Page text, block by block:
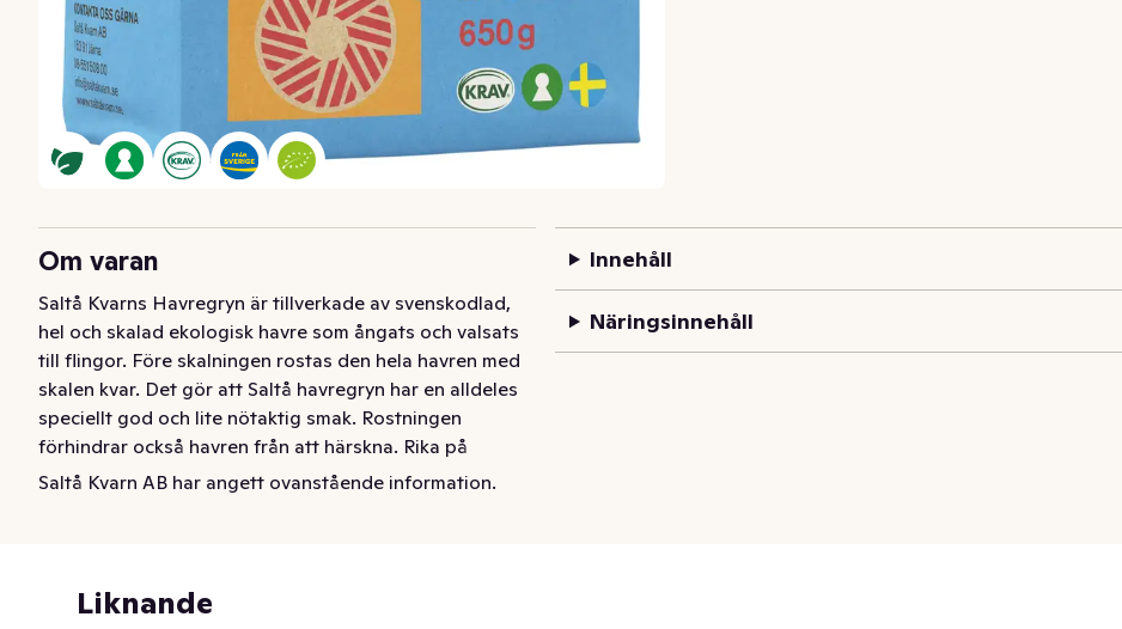
Om varan
Saltå Kvarns Havregryn är tillverkade av svenskodlad,
hel och skalad ekologisk havre som ångats och valsats
till flingor. Före skalningen rostas den hela havren med
skalen kvar. Det gör att Saltå havregryn har en alldeles
speciellt god och lite nötaktig smak. Rostningen
förhindrar också havren från att härskna. Rika på
kostfiber, tiamin, fosfor, magnesium, järn och zink.
mineralerna järn, zink och magnesium. Gott som gröt
Saltå Kvarn AB har angett ovanstående information.
Innehåll
Näringsinnehåll
Liknande